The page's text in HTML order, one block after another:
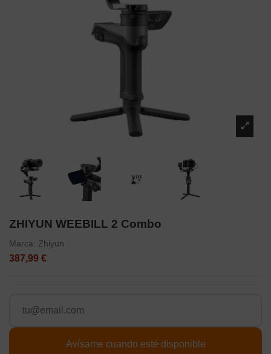
ZHIYUN WEEBILL 2 Combo
Marca: Zhiyun
387,99 €